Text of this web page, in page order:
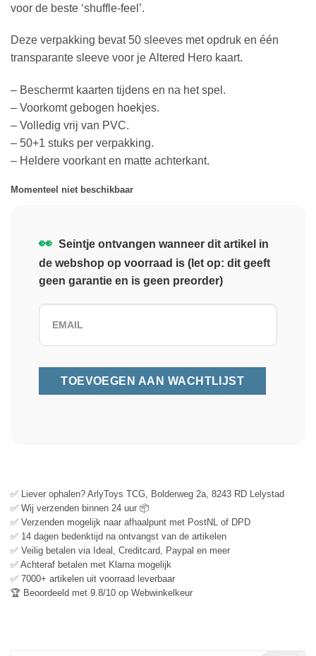
voor de beste ‘shuffle-feel’.
Deze verpakking bevat 50 sleeves met opdruk en één
transparante sleeve voor je Altered Hero kaart.
– Beschermt kaarten tijdens en na het spel.
– Voorkomt gebogen hoekjes.
– Volledig vrij van PVC.
– 50+1 stuks per verpakking.
– Heldere voorkant en matte achterkant.
Momenteel niet beschikbaar
👀 Seintje ontvangen wanneer dit artikel in
de webshop op voorraad is (let op: dit geeft
geen garantie en is geen preorder)
✅ Liever ophalen? ArlyToys TCG, Bolderweg 2a, 8243 RD Lelystad
✅ Wij verzenden binnen 24 uur 📦
✅ Verzenden mogelijk naar afhaalpunt met PostNL of DPD
✅ 14 dagen bedenktijd na ontvangst van de artikelen
✅ Veilig betalen via Ideal, Creditcard, Paypal en meer
✅ Achteraf betalen met Klarna mogelijk
✅ 7000+ artikelen uit voorraad leverbaar
🏆 Beoordeeld met 9.8/10 op Webwinkelkeur